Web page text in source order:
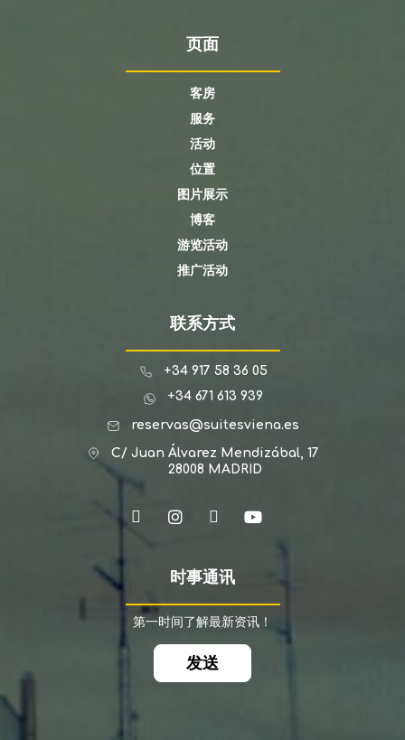
页面
客房
服务
活动
位置
图片展示
博客
游览活动
推广活动
联系方式
+34 917 58 36 05
+34 671 613 939
reservas@suitesviena.es
C/ Juan Álvarez Mendizábal, 17
28008 MADRID
时事通讯
第一时间了解最新资讯！
发送